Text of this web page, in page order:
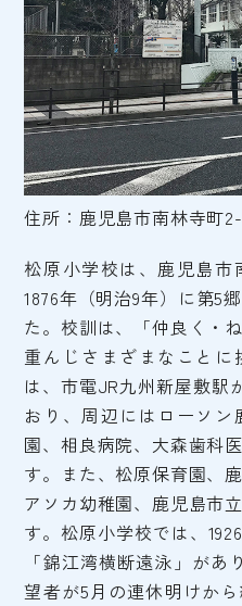
住所：鹿児島市南林寺町
松原小学校は、鹿児島市
1876年（明治9年）に第5
た。校訓は、「仲良く・
重んじさまざまなこと
は、市電JR九州新屋敷駅
おり、周辺にはローソ
園、相良病院、大森歯科
す。また、松原保育園、
アソカ幼稚園、鹿児島市
す。松原小学校では、
「錦江湾横断遠泳」が
望者が5月の連休明けか